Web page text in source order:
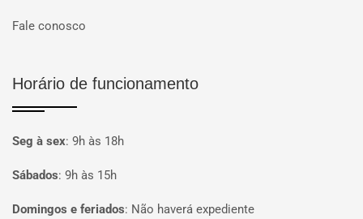
Fale conosco
Horário de funcionamento
Seg à sex: 9h às 18h
Sábados: 9h às 15h
Domingos e feriados: Não haverá expediente